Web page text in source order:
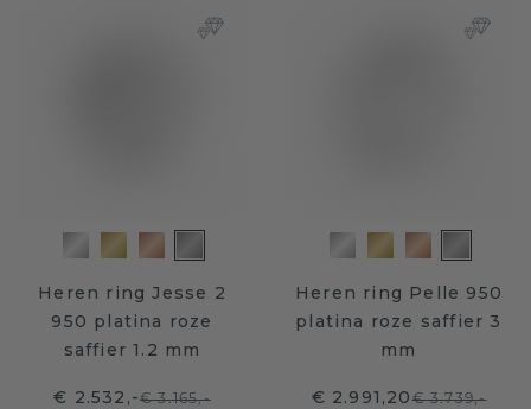
Heren ring Jesse 2
950 platina roze
saffier 1.2 mm
€ 2.532,-€ 3.165,-
Heren ring Pelle 950
platina roze saffier 3
mm
€ 2.991,20€ 3.739,-